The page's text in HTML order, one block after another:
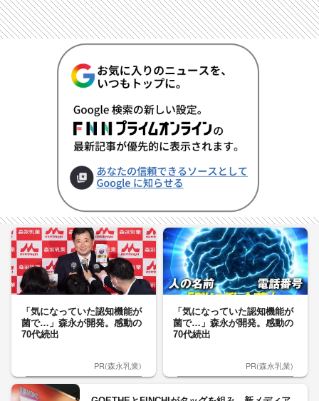
「気になっていた認知機能が
菌で…」森永が開発。感動の
70代続出
PR(森永乳業)
「気になっていた認知機能が
菌で…」森永が開発。感動の
70代続出
PR(森永乳業)